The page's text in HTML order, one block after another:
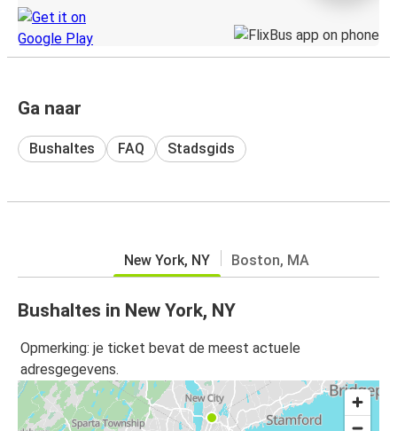
Ga naar
Bushaltes FAQ Stadsgids
New York, NY Boston, MA
Bushaltes in New York, NY
Opmerking: je ticket bevat de meest actuele
adresgegevens.